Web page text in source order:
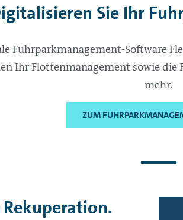
Sie Ihr
Fuhrparkmanagement-Software
Ihr Flottenmanagement sowie
mehr.
ZUM